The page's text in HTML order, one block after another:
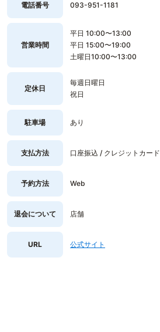
電話番号 093-951-1181
営業時間
平日 10:00〜13:00
平日 15:00〜19:00
土曜日10:00〜13:00
定休日
毎週日曜日
祝日
駐車場 あり
支払方法 口座振込 / クレジットカード
予約方法 Web
退会について 店舗
URL 公式サイト